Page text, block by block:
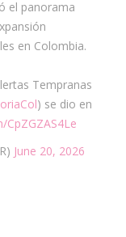
el panorama
en Colombia.
Tempranas
) se dio en
June 20, 2026